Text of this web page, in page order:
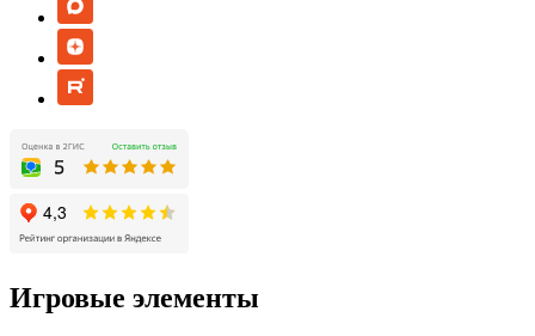
Игровые элементы